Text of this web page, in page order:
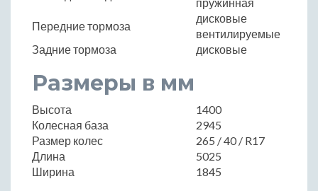
Передние тормоза
дисковые
вентилируемые
Задние тормоза
дисковые
Размеры в мм
Высота
1400
Колесная база
2945
Размер колес
265 / 40 / R17
Длина
5025
Ширина
1845